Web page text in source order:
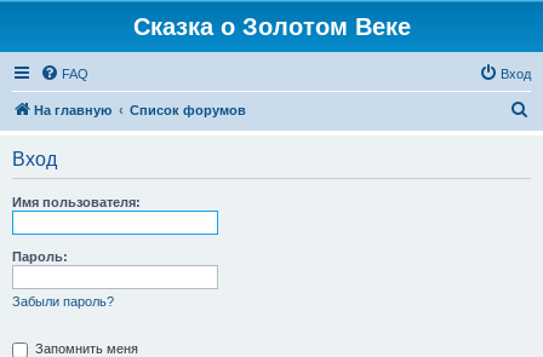
Сказка о Золотом Веке
FAQ Вход
На главную Список форумов
Вход
Имя пользователя:
Пароль:
Забыли пароль?
Запомнить меня